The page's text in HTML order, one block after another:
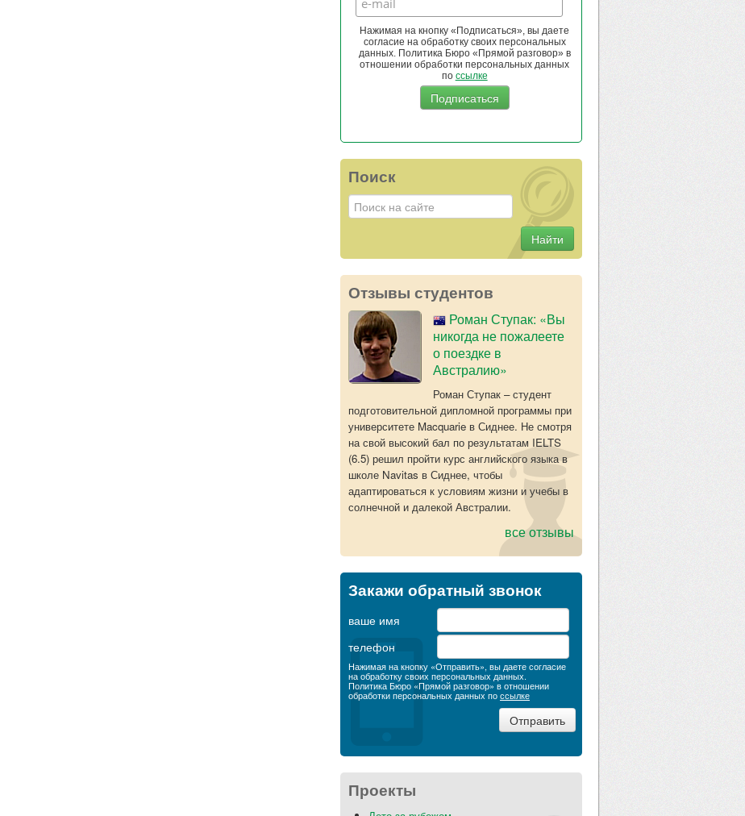
Нажимая на кнопку «Подписаться», вы даете
согласие на обработку своих персональных
данных. Политика Бюро «Прямой разговор» в
отношении обработки персональных данных
по ссылке
Поиск
Найти
Отзывы студентов
Роман Ступак: «Вы
никогда не пожалеете
о поездке в
Австралию»
Роман Ступак – студент
подготовительной дипломной программы при
университете Macquarie в Сиднее. Не смотря
на свой высокий бал по результатам IELTS
(6.5) решил пройти курс английского языка в
школе Navitas в Сиднее, чтобы
адаптироваться к условиям жизни и учебы в
солнечной и далекой Австралии.
все отзывы
Закажи обратный звонок
ваше имя
телефон
Нажимая на кнопку «Отправить», вы даете согласие
на обработку своих персональных данных.
Политика Бюро «Прямой разговор» в отношении
обработки персональных данных поссылке
Проекты